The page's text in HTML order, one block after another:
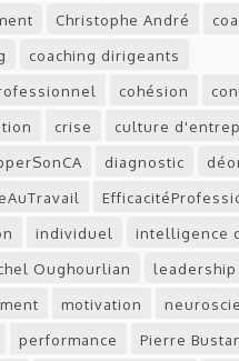
Christophe André
coaching dirigeants
cohésion
crise culture
diagnostic
individuel
intelligence
Oughourlian
leadership
motivation
performance Pierre